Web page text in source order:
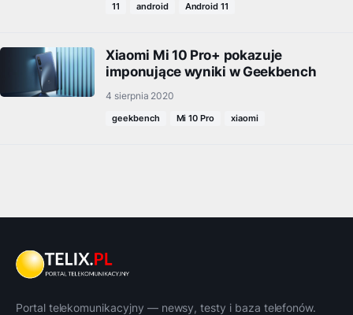
11 android Android 11
Xiaomi Mi 10 Pro+ pokazuje
imponujące wyniki w Geekbench
4 sierpnia 2020
geekbench Mi 10 Pro xiaomi
Portal telekomunikacyjny — newsy, testy i baza telefonów.